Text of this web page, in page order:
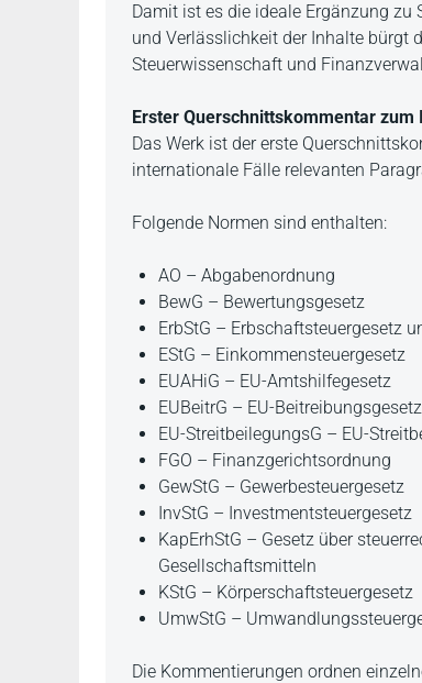
Damit ist es die ideale Ergänzung
und Verlässlichkeit der Inhalte bürgt
Steuerwissenschaft und
Erster Querschnittskommentar
Das Werk ist der erste
internationale Fälle relevanten
Folgende Normen sind enthalten:
AO – Abgabenordnung
BewG – Bewertungsgesetz
ErbStG – Erbschaftsteuergesetz
EStG – Einkommensteuergesetz
EUAHiG – EU-Amtshilfegesetz
EUBeitrG – EU-Beitreibungsgesetz
EU-StreitbeilegungsG – EU-
FGO – Finanzgerichtsordnung
GewStG – Gewerbesteuergesetz
InvStG – Investmentsteuergesetz
KapErhStG – Gesetz über
Gesellschaftsmitteln
KStG – Körperschaftsteuergesetz
UmwStG –
Die Kommentierungen ordnen